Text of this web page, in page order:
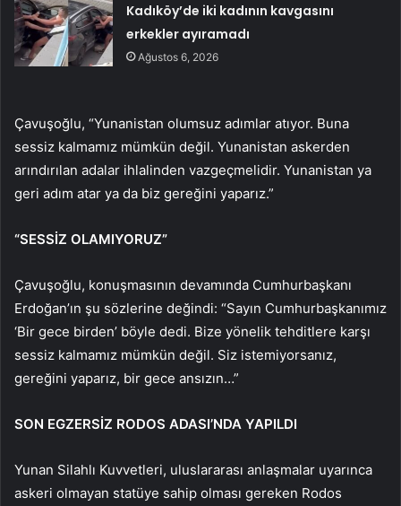
Kadıköy’de iki kadının kavgasını
erkekler ayıramadı
Ağustos 6, 2026
Çavuşoğlu, “Yunanistan olumsuz adımlar atıyor. Buna
sessiz kalmamız mümkün değil. Yunanistan askerden
arındırılan adalar ihlalinden vazgeçmelidir. Yunanistan ya
geri adım atar ya da biz gereğini yaparız.”
“SESSİZ OLAMIYORUZ”
Çavuşoğlu, konuşmasının devamında Cumhurbaşkanı
Erdoğan’ın şu sözlerine değindi: “Sayın Cumhurbaşkanımız
‘Bir gece birden’ böyle dedi. Bize yönelik tehditlere karşı
sessiz kalmamız mümkün değil. Siz istemiyorsanız,
gereğini yaparız, bir gece ansızın…”
SON EGZERSİZ RODOS ADASI’NDA YAPILDI
Yunan Silahlı Kuvvetleri, uluslararası anlaşmalar uyarınca
askeri olmayan statüye sahip olması gereken Rodos